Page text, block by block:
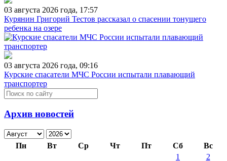
03 августа 2026 года, 17:57
Курянин Григорий Тестов рассказал о спасении тонущего
ребенка на озере
03 августа 2026 года, 09:16
Курские спасатели МЧС России испытали плавающий
транспортер
Архив новостей
Пн Вт Ср Чт Пт Сб
Вс
1
2